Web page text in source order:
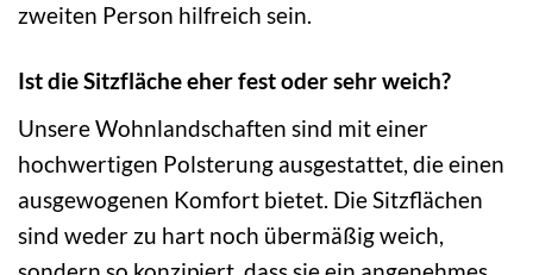
zweiten Person hilfreich sein.
Ist die Sitzfläche eher fest oder sehr weich?
Unsere Wohnlandschaften sind mit einer
hochwertigen Polsterung ausgestattet, die einen
ausgewogenen Komfort bietet. Die Sitzflächen
sind weder zu hart noch übermäßig weich,